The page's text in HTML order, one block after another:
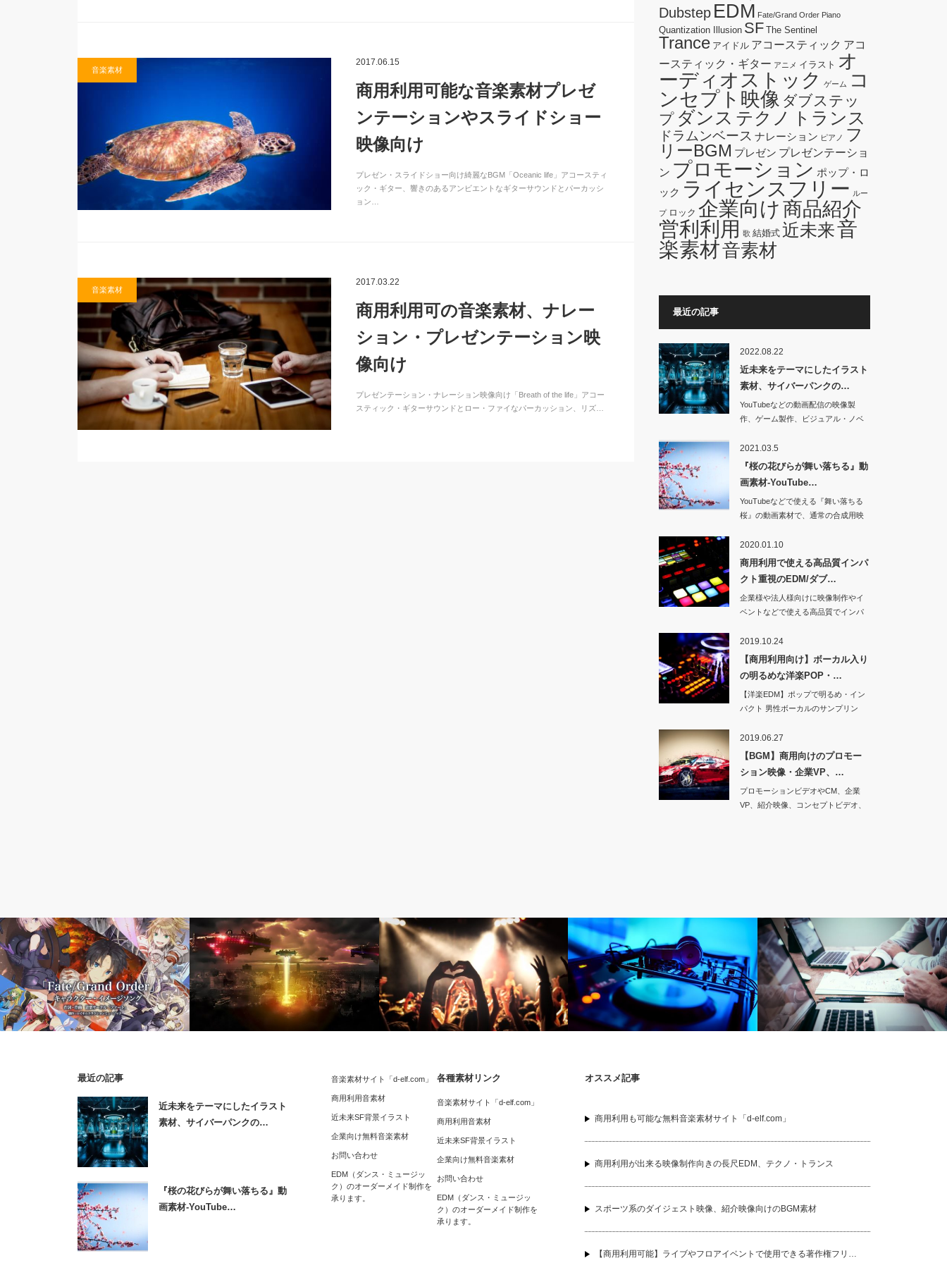
音楽素材
2017.06.15
商用利用可能な音楽素材プレゼ
ンテーションやスライドショー
映像向け
プレゼン・スライドショー向け綺麗なBGM「Oceanic life」アコースティ
ック・ギター、響きのあるアンビエントなギターサウンドとパーカッシ
ョン…
音楽素材
2017.03.22
商用利用可の音楽素材、ナレー
ション・プレゼンテーション映
像向け
プレゼンテーション・ナレーション映像向け「Breath of the life」アコー
スティック・ギターサウンドとロー・ファイなパーカッション、リズ…
Dubstep EDM Fate/Grand Order Piano
Quantization Illusion SF The Sentinel
Trance アイドル アコースティック アコ
ースティック・ギター アニメ イラスト オ
ーディオストック
ゲーム
コ
ンセプト映像 ダブステッ
プ ダンス テクノ トランス
ドラムンベース ナレーション ピアノ フ
リーBGM プレゼン プレゼンテーショ
ン プロモーション ポップ・ロ
ック ライセンスフリー ルー
プ ロック 企業向け商品紹介
営利利用 歌 結婚式 近未来音
楽素材音素材
最近の記事
2022.08.22
近未来をテーマにしたイラスト
素材、サイバーパンクの…
YouTubeなどの動画配信の映像製
作、ゲーム製作、ビジュアル・ノベ
2021.03.5
『桜の花びらが舞い落ちる』動
画素材-YouTube…
YouTubeなどで使える『舞い落ちる
桜』の動画素材で、通常の合成用映
2020.01.10
商用利用で使える高品質インパ
クト重視のEDM/ダブ…
企業様や法人様向けに映像制作やイ
ベントなどで使える高品質でインパ
2019.10.24
【商用利用向け】ボーカル入り
の明るめな洋楽POP・…
【洋楽EDM】ポップで明るめ・イン
パクト 男性ボーカルのサンプリン
2019.06.27
【BGM】商用向けのプロモー
ション映像・企業VP、…
プロモーションビデオやCM、企業
VP、紹介映像、コンセプトビデオ、
【歌素材】アニメやゲームの主題歌とし
ても無料で使えるプロ・クオリティーの
商用利用可能な音楽素材、シューティン
グ・ゲーム向けのテクノ・トランス
【商用利用可能】ライブやフロアイベン
トで使用できる著作権フリーの本格EDM
ダンス…
ロアイベント向けドラムン・ベース
リーBGM、音楽素材
最近の記事
近未来をテーマにしたイラスト
素材、サイバーパンクの…
『桜の花びらが舞い落ちる』動
画素材-YouTube…
オススメ記事
商用利用も可能な無料音楽素材サイト「d-elf.com」
商用利用が出来る映像制作向きの長尺EDM、テクノ・トランス
スポーツ系のダイジェスト映像、紹介映像向けのBGM素材
【商用利用可能】ライブやフロアイベントで使用できる著作権フリ…
音楽素材サイト「d-elf.com」
商用利用音素材
近未来SF背景イラスト
企業向け無料音楽素材
お問い合わせ
EDM（ダンス・ミュージッ
ク）のオーダーメイド制作を
承ります。
各種素材リンク
音楽素材サイト「d-elf.com」
商用利用音素材
近未来SF背景イラスト
企業向け無料音楽素材
お問い合わせ
EDM（ダンス・ミュージッ
ク）のオーダーメイド制作を
承ります。